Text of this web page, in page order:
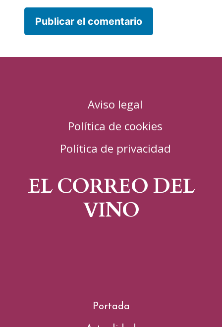
Aviso legal
Política de cookies
Política de privacidad
EL CORREO DEL
VINO
Portada